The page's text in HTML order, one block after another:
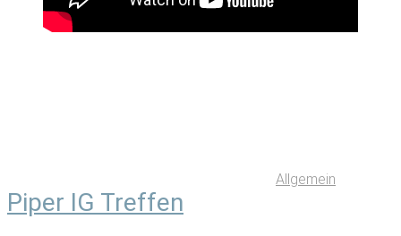
Allgemein
Piper IG Treffen